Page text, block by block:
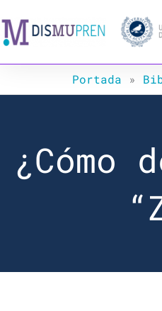
al
contenido
Portada »